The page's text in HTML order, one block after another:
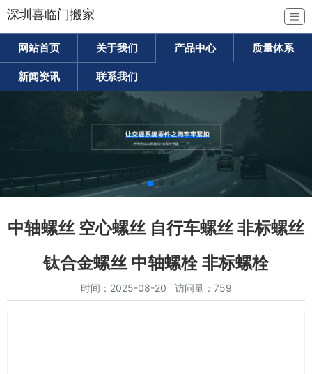
深圳喜临门搬家 ☰
网站首页 关于我们 产品中心 质量体系
新闻资讯 联系我们
中轴螺丝 空心螺丝 自行车螺丝 非标螺丝
钛合金螺丝 中轴螺栓 非标螺栓
时间：2025-08-20 访问量：759